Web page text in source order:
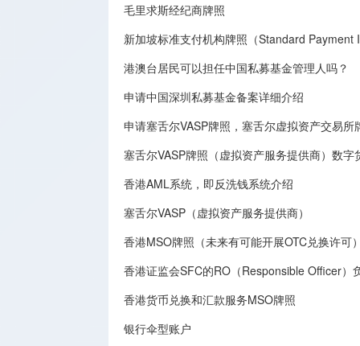
毛里求斯经纪商牌照
新加坡标准支付机构牌照（Standard
港澳台居民可以担任中国私募基金管理人吗？
申请中国深圳私募基金备案详细介绍
申请塞舌尔VASP牌照，塞舌尔虚拟资产交易
塞舌尔VASP牌照（虚拟资产服务提供商）数字
香港AML系统，即反洗钱系统介绍
塞舌尔VASP（虚拟资产服务提供商）
香港MSO牌照（未来有可能开展OTC兑换许可
香港证监会SFC的RO（Responsible Officer）
香港货币兑换和汇款服务MSO牌照
银行伞型账户